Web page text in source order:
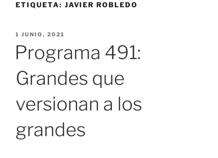
ETIQUETA: JAVIER ROBLEDO
PUBLICADO
1 JUNIO, 2021
Programa 491:
Grandes que
versionan a los
grandes